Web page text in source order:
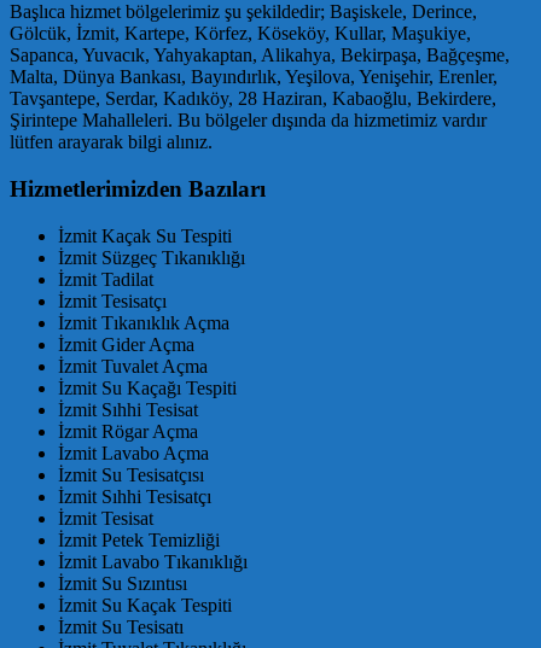
Başlıca hizmet bölgelerimiz şu şekildedir; Başiskele, Derince,
Gölcük, İzmit, Kartepe, Körfez, Köseköy, Kullar, Maşukiye,
Sapanca, Yuvacık, Yahyakaptan, Alikahya, Bekirpaşa, Bağçeşme,
Malta, Dünya Bankası, Bayındırlık, Yeşilova, Yenişehir, Erenler,
Tavşantepe, Serdar, Kadıköy, 28 Haziran, Kabaoğlu, Bekirdere,
Şirintepe Mahalleleri. Bu bölgeler dışında da hizmetimiz vardır
lütfen arayarak bilgi alınız.
Hizmetlerimizden Bazıları
İzmit Kaçak Su Tespiti
İzmit Süzgeç Tıkanıklığı
İzmit Tadilat
İzmit Tesisatçı
İzmit Tıkanıklık Açma
İzmit Gider Açma
İzmit Tuvalet Açma
İzmit Su Kaçağı Tespiti
İzmit Sıhhi Tesisat
İzmit Rögar Açma
İzmit Lavabo Açma
İzmit Su Tesisatçısı
İzmit Sıhhi Tesisatçı
İzmit Tesisat
İzmit Petek Temizliği
İzmit Lavabo Tıkanıklığı
İzmit Su Sızıntısı
İzmit Su Kaçak Tespiti
İzmit Su Tesisatı